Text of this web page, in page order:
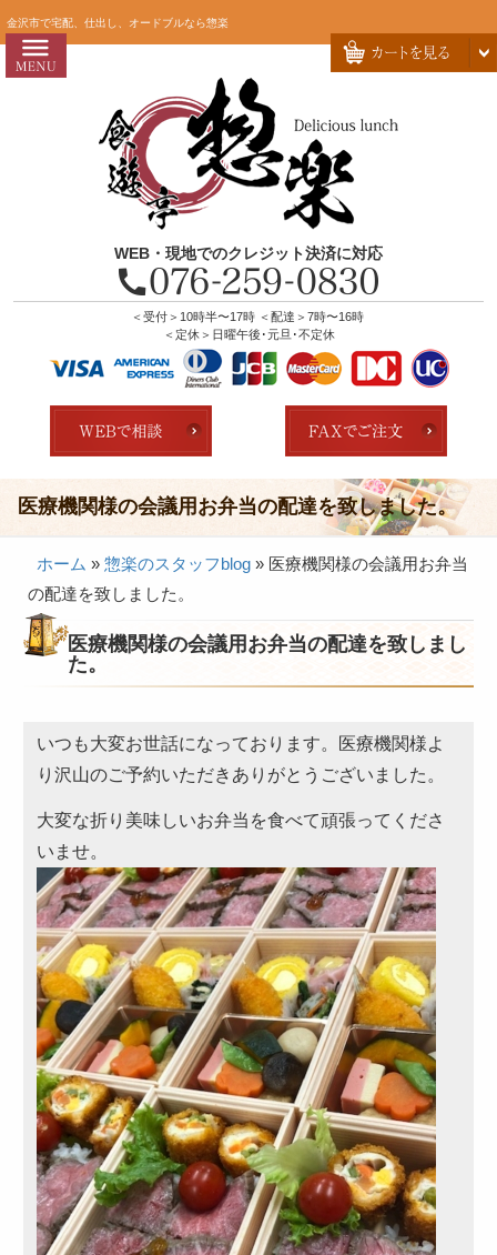
金沢市で宅配、仕出し、オードブルなら惣楽
WEB・現地でのクレジット決済に対応
＜受付＞10時半〜17時 ＜配達＞7時〜16時
＜定休＞日曜午後･元旦･不定休
HOME
惣楽のこだわり
配達エリア・注文方法
店舗の紹介
接客・おもてなし弁当
製薬会社様向け弁当
行楽・観光弁当
法事・法要仕出し
慶事・お祝い仕出し
大皿料理・オードブル
旅行会社様向け弁当
パーティー・宴会
旅行会社様向け弁当
価格帯から選ぶ
～999円
2,000～2,999円
1,000～1,999円
3,000～3,999円
4,000円～4,999円
5,000円～
医療機関様の会議用お弁当の配達を致しました。
ホーム » 惣楽のスタッフblog» 医療機関様の会議用お弁当
の配達を致しました。
医療機関様の会議用お弁当の配達を致しまし
た。
いつも大変お世話になっております。医療機関様よ
り沢山のご予約いただきありがとうございました。
大変な折り美味しいお弁当を食べて頑張ってくださ
いませ。